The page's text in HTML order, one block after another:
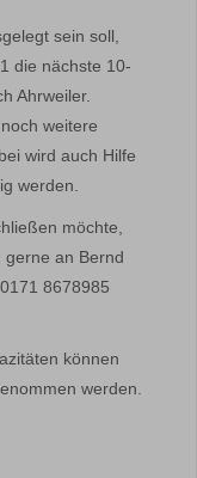
sein soll,
die nächste 10-
Ahrweiler.
weitere
wird auch Hilfe
werden.
möchte,
gerne an Bernd
8678985
können
werden.